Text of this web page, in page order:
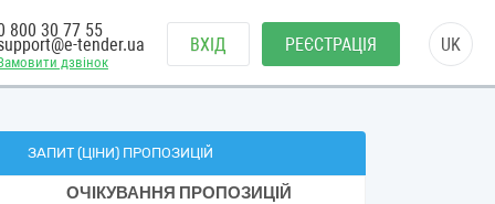
дзвінок
800 30 77 55
tender.ua ВХІД РЕЄСТРАЦІЯ UK
ЗАПИТ (ЦІНИ) ПРОПОЗИЦІЙ
ОЧІКУВАННЯ ПРОПОЗИЦІЙ